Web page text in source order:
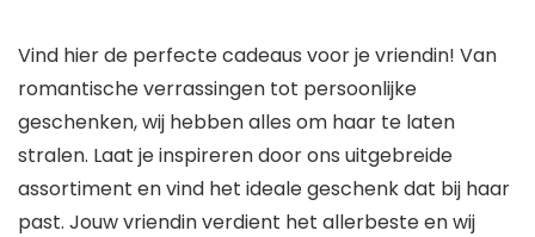
Vind hier de perfecte cadeaus voor je vriendin! Van
romantische verrassingen tot persoonlijke
geschenken, wij hebben alles om haar te laten
stralen. Laat je inspireren door ons uitgebreide
assortiment en vind het ideale geschenk dat bij haar
past. Jouw vriendin verdient het allerbeste en wij